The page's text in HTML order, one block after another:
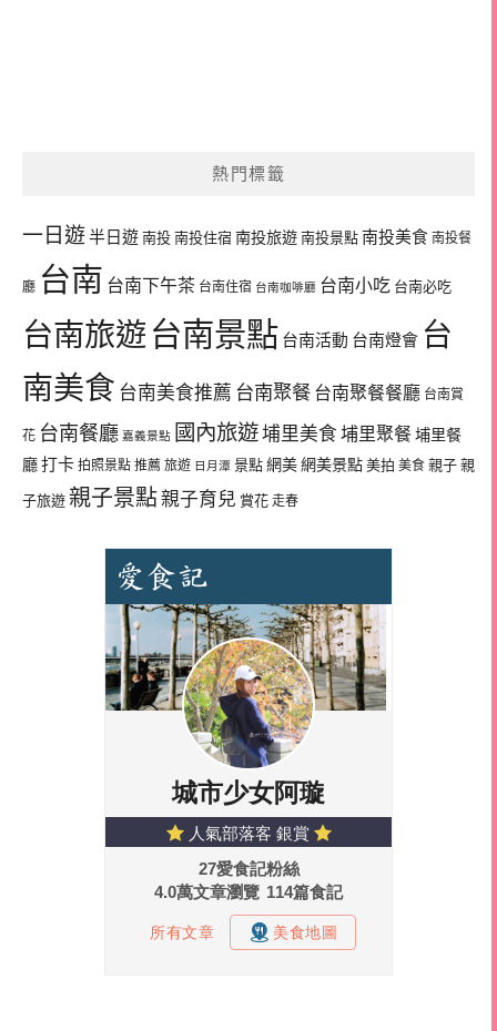
熱門標籤
一日遊半日遊 南投 南投住宿 南投旅遊 南投景點 南投美食 南投餐
廳 台南 台南下午茶 台南住宿 台南咖啡廳 台南小吃 台南必吃
台南旅遊 台南景點 台南活動 台南燈會 台
南美食 台南美食推薦 台南聚餐 台南聚餐餐廳 台南賞
花 台南餐廳 嘉義景點 國內旅遊埔里美食 埔里聚餐埔里餐
廳打卡 拍照景點 推薦 旅遊 日月潭 景點 網美網美景點 美拍 美食 親子 親
子旅遊 親子景點親子育兒 賞花 走春